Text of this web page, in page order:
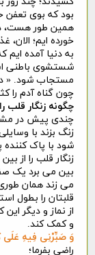
بود که بوی تعفن
همین طور هست،
خورده ایم؛
به دنیا آمده
شستشوی باطنی
مستجاب شود. «
چون گناه آدم را
چگونه زنگار قلب
چندی پیش در
زنگ بزند با
شود با پاک
زنگار قلب را از
بین می برد یک
می زند همان
و کمک کند.
وَ صَبِّرْنِی فِیهِ عَلَی
راضی بفرما؛